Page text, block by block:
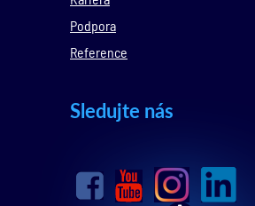
Podpora
Reference
Sledujte nás